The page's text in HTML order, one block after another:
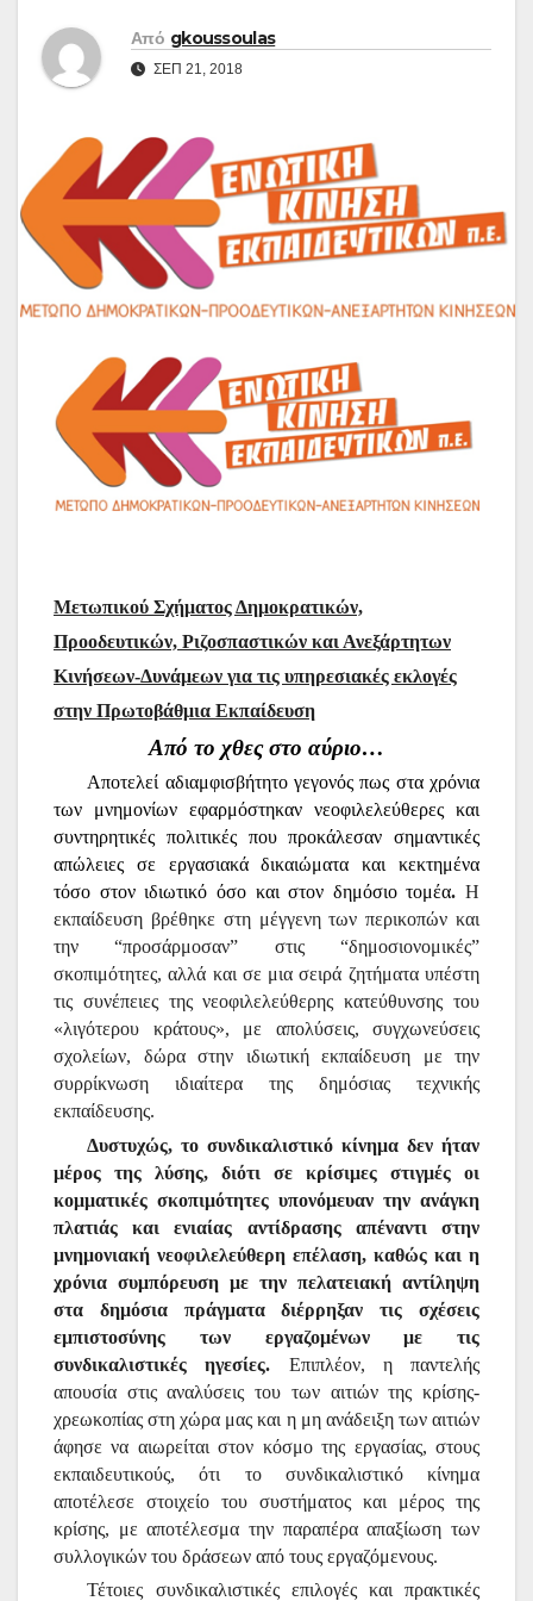
Από gkoussoulas
ΣΕΠ 21, 2018
Μετωπικού Σχήματος Δημοκρατικών,
Προοδευτικών, Ριζοσπαστικών και Ανεξάρτητων
Κινήσεων-Δυνάμεων για τις υπηρεσιακές εκλογές
στην Πρωτοβάθμια Εκπαίδευση
Από το χθες στο αύριο…
Αποτελεί αδιαμφισβήτητο γεγονός πως στα χρόνια
των μνημονίων εφαρμόστηκαν νεοφιλελεύθερες και
συντηρητικές πολιτικές που προκάλεσαν σημαντικές
απώλειες σε εργασιακά δικαιώματα και κεκτημένα
τόσο στον ιδιωτικό όσο και στον δημόσιο τομέα. Η
εκπαίδευση βρέθηκε στη μέγγενη των περικοπών και
την “προσάρμοσαν” στις “δημοσιονομικές”
σκοπιμότητες, αλλά και σε μια σειρά ζητήματα υπέστη
τις συνέπειες της νεοφιλελεύθερης κατεύθυνσης του
«λιγότερου κράτους», με απολύσεις, συγχωνεύσεις
σχολείων, δώρα στην ιδιωτική εκπαίδευση με την
συρρίκνωση ιδιαίτερα της δημόσιας τεχνικής
εκπαίδευσης.
Δυστυχώς, το συνδικαλιστικό κίνημα δεν ήταν
μέρος της λύσης, διότι σε κρίσιμες στιγμές οι
κομματικές σκοπιμότητες υπονόμευαν την ανάγκη
πλατιάς και ενιαίας αντίδρασης απέναντι στην
μνημονιακή νεοφιλελεύθερη επέλαση, καθώς και η
χρόνια συμπόρευση με την πελατειακή αντίληψη
στα δημόσια πράγματα διέρρηξαν τις σχέσεις
εμπιστοσύνης των εργαζομένων με τις
συνδικαλιστικές ηγεσίες. Επιπλέον, η παντελής
απουσία στις αναλύσεις του των αιτιών της κρίσης-
χρεωκοπίας στη χώρα μας και η μη ανάδειξη των αιτιών
άφησε να αιωρείται στον κόσμο της εργασίας, στους
εκπαιδευτικούς, ότι το συνδικαλιστικό κίνημα
αποτέλεσε στοιχείο του συστήματος και μέρος της
κρίσης, με αποτέλεσμα την παραπέρα απαξίωση των
συλλογικών του δράσεων από τους εργαζόμενους.
Τέτοιες συνδικαλιστικές επιλογές και πρακτικές